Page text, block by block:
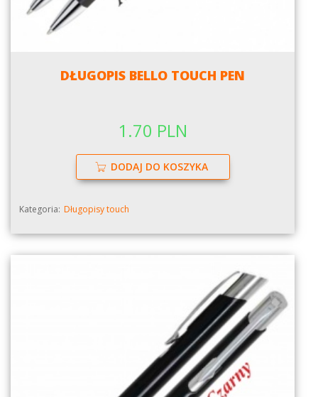
DŁUGOPIS BELLO TOUCH PEN
1.70 PLN
DODAJ DO KOSZYKA
Kategoria: Długopisy touch